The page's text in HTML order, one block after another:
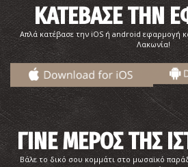
ΚΑΤΕΒΑΣΕ ΤΗΝ
Απλά κατέβασε την iOS ή android εφαρμογή
Λακωνία!
ΓΙΝΕ ΜΕΡΟΣ ΤΗΣ
Βάλε το δικό σου κομμάτι στο μωσαϊκό